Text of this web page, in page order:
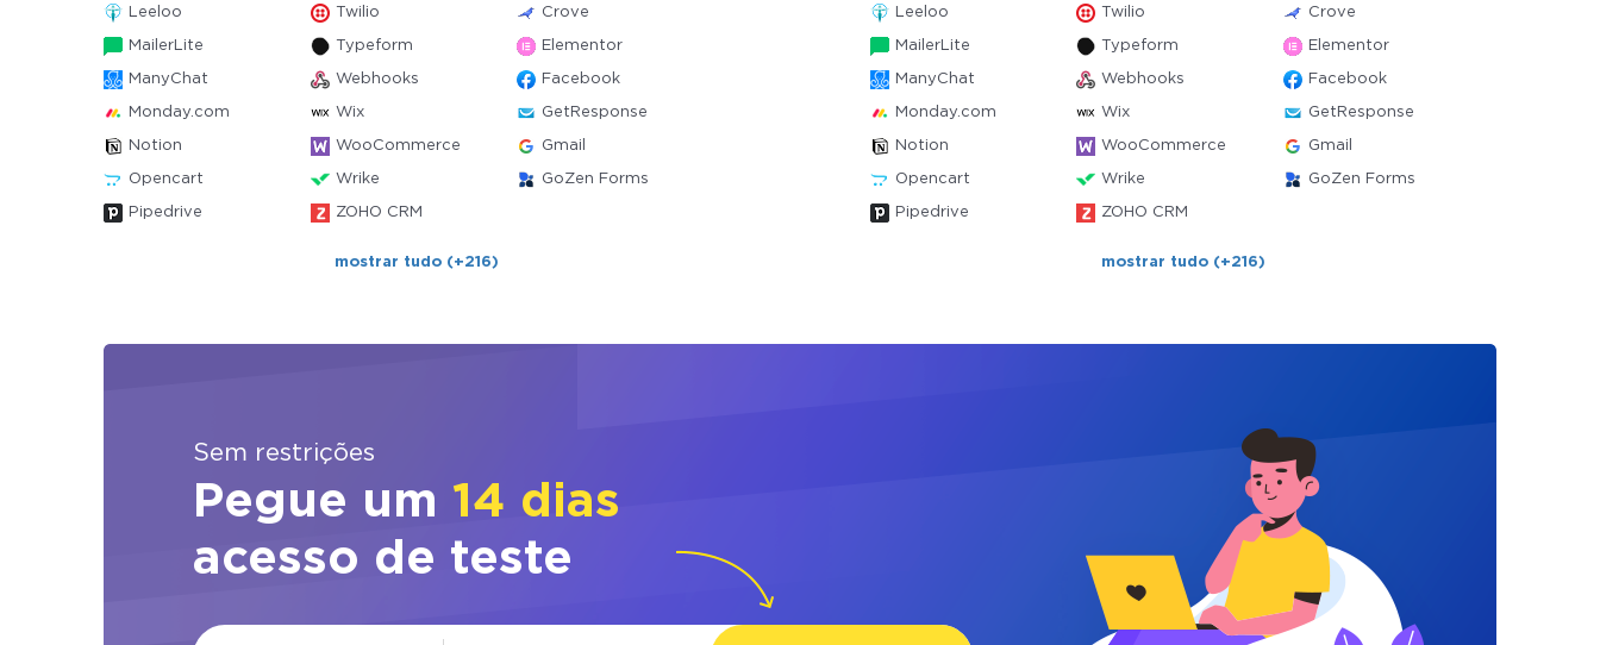
Leeloo Twilio Crove
MailerLite Typeform Elementor
ManyChat Webhooks Facebook
Monday.com Wix GetResponse
Notion WooCommerce Gmail
Opencart Wrike GoZen Forms
Pipedrive ZOHO CRM
mostrar tudo (+216)
Leeloo Twilio Crove
MailerLite Typeform Elementor
ManyChat Webhooks Facebook
Monday.com Wix GetResponse
Notion WooCommerce Gmail
Opencart Wrike GoZen Forms
Pipedrive ZOHO CRM
mostrar tudo (+216)
Sem restrições
Pegue um 14 dias
acesso de teste